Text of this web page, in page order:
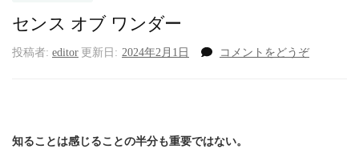
センス オブ ワンダー
投稿者: editor 更新日: 2024年2月1日 コメントをどうぞ(セ
知ることは感じることの半分も重要ではない。